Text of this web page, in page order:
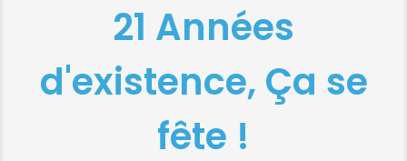
21 Années
d'existence, Ça se
fête !